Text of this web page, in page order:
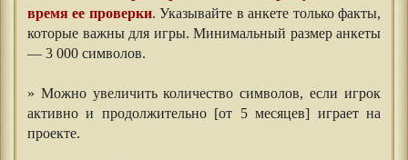
время ее проверки. Указывайте в анкете только факты,
которые важны для игры. Минимальный размер анкеты
— 3 000 символов.
» Можно увеличить количество символов, если игрок
активно и продолжительно [от 5 месяцев] играет на
проекте.